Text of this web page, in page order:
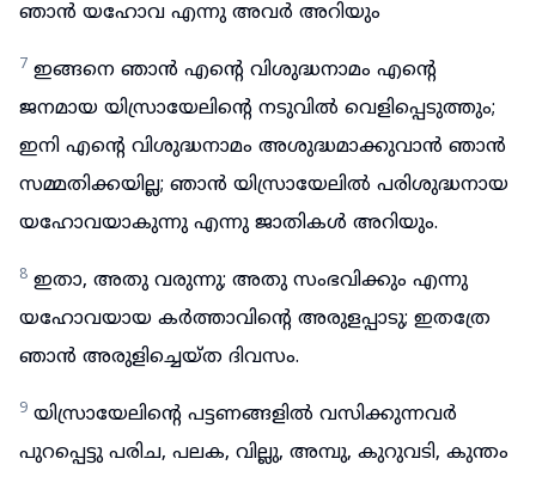
ഞാൻ യഹോവ എന്നു അവർ അറിയും
7 ഇങ്ങനെ ഞാൻ എന്റെ വിശുദ്ധനാമം എന്റെ
ജനമായ യിസ്രായേലിന്റെ നടുവിൽ വെളിപ്പെടുത്തും;
ഇനി എന്റെ വിശുദ്ധനാമം അശുദ്ധമാക്കുവാൻ ഞാൻ
സമ്മതിക്കയില്ല; ഞാൻ യിസ്രായേലിൽ പരിശുദ്ധനായ
യഹോവയാകുന്നു എന്നു ജാതികൾ അറിയും.
8 ഇതാ, അതു വരുന്നു; അതു സംഭവിക്കും എന്നു
യഹോവയായ കർത്താവിന്റെ അരുളപ്പാടു; ഇതത്രേ
ഞാൻ അരുളിച്ചെയ്ത ദിവസം.
9 യിസ്രായേലിന്റെ പട്ടണങ്ങളിൽ വസിക്കുന്നവർ
പുറപ്പെട്ടു പരിച, പലക, വില്ലു, അമ്പു, കുറുവടി, കുന്തം